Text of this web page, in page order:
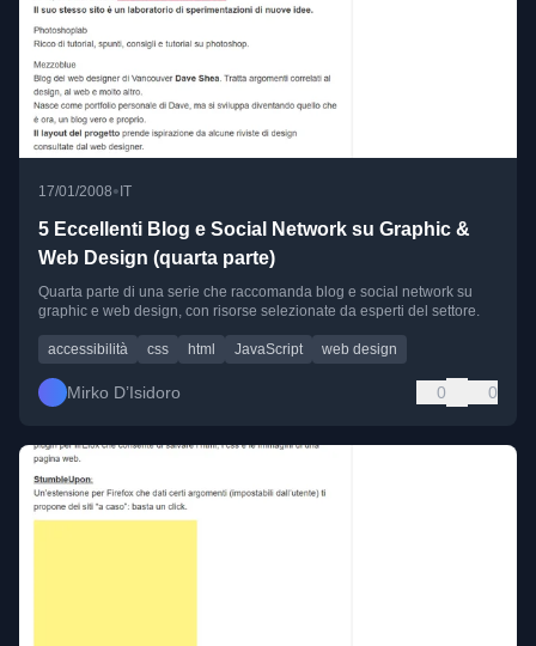
17/01/2008• IT
5 Eccellenti Blog e Social Network su Graphic &
Web Design (quarta parte)
Quarta parte di una serie che raccomanda blog e social network su
graphic e web design, con risorse selezionate da esperti del settore.
accessibilità css html JavaScript web design
Mirko D’Isidoro 0 0